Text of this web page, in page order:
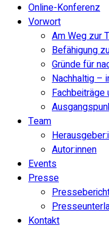
Online-Konferenz
Vorwort
Am Weg zur
Befähigung
Gründe für
Nachhaltig –
Team
Autor:innen
Events
Presse
Kontakt